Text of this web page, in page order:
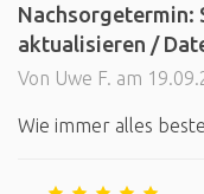
Nachsorgetermin:
aktualisieren /
Von Uwe F. am
Wie immer alles